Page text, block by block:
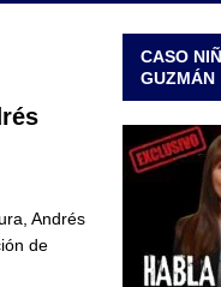
a
y
Andrés
de
CASO
GUZMÁN